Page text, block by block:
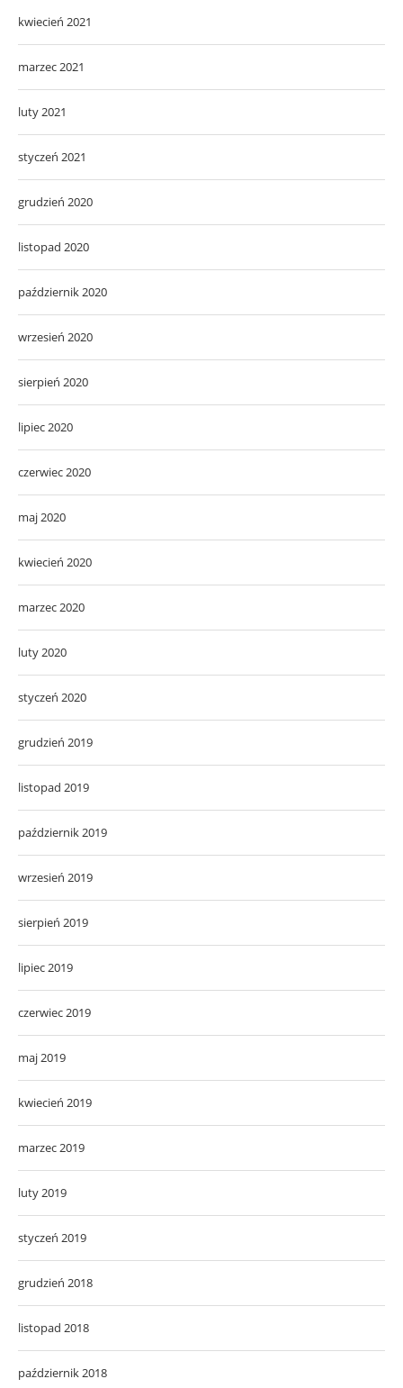
kwiecień 2021
marzec 2021
luty 2021
styczeń 2021
grudzień 2020
listopad 2020
październik 2020
wrzesień 2020
sierpień 2020
lipiec 2020
czerwiec 2020
maj 2020
kwiecień 2020
marzec 2020
luty 2020
styczeń 2020
grudzień 2019
listopad 2019
październik 2019
wrzesień 2019
sierpień 2019
lipiec 2019
czerwiec 2019
maj 2019
kwiecień 2019
marzec 2019
luty 2019
styczeń 2019
grudzień 2018
listopad 2018
październik 2018